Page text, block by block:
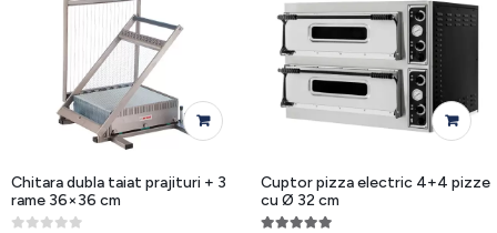
Chitara dubla taiat prajituri + 3
rame 36×36 cm
Cuptor pizza electric 4+4 pizze
cu Ø 32 cm